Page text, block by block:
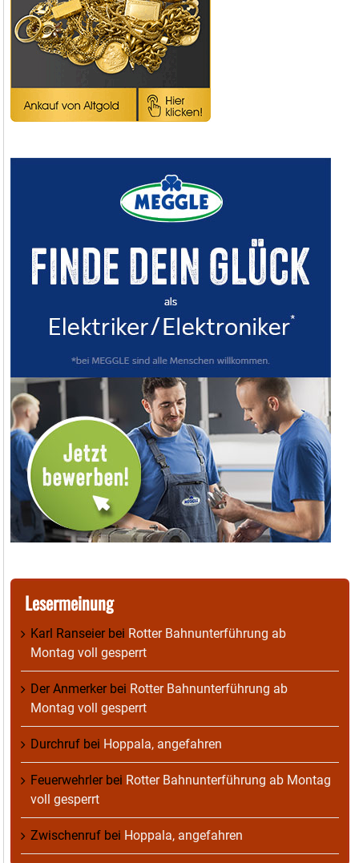
Lesermeinung
Karl Ranseierbei Rotter Bahnunterführung ab
Montag voll gesperrt
Der Anmerkerbei Rotter Bahnunterführung ab
Montag voll gesperrt
Durchruf bei Hoppala, angefahren
Feuerwehrlerbei Rotter Bahnunterführung ab Montag
voll gesperrt
Zwischenruf bei Hoppala, angefahren